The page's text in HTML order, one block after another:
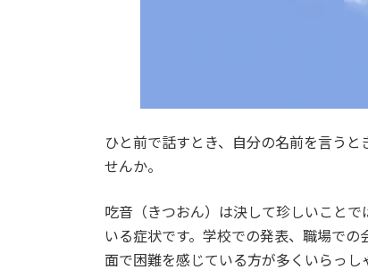
ひと前で話すとき、自分の名前を言う
せんか。
吃音（きつおん）は決して珍しいこと
いる症状です。学校での発表、職場で
面で困難を感じている方が多くいらっし